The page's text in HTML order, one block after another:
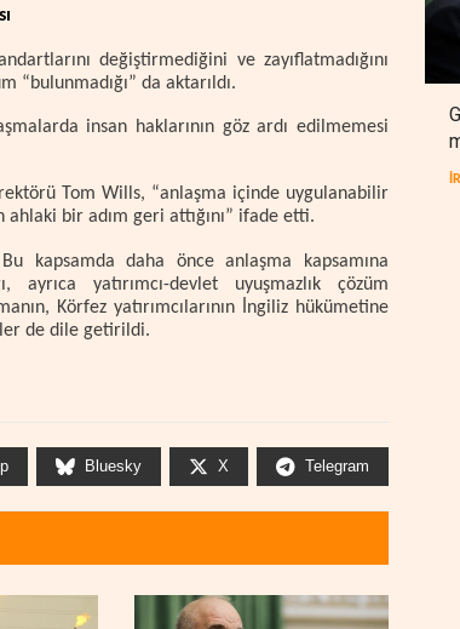
değiştirmediğini ve zayıflatmadığını
da aktarıldı.
insan haklarının göz ardı edilmemesi
Tom Wills, “anlaşma içinde uygulanabilir
ahlaki bir adım geri attığını” ifade etti.
kapsamda daha önce anlaşma kapsamına
yatırımcı-devlet uyuşmazlık çözüm
Körfez yatırımcılarının İngiliz hükümetine
de dile getirildi.
Bluesky X Telegram